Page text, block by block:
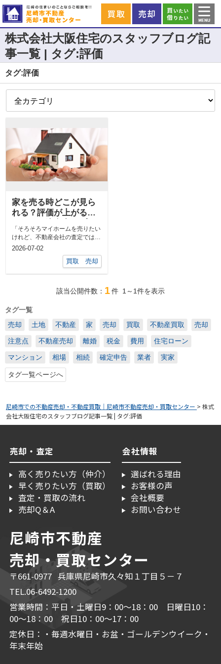
株式会社大阪住宅のスタッフブログ記
事一覧 | タグ:評価
タグ:評価
家を売る時どこが見ら
れる？評価が上がるポ
が解説
「そろそろマイホームを売りたい
けれど、不動産会社の査定では家
のどこをチェックされるのだろ
2026-07-02
買取 売却
該当公開件数： 1件 1～1件を表示
タグ一覧
売却
土地 不動産 家 売却 買取 不動産買取 売却
注意点 不動産売却 離婚 税金 費用 住宅ローン
マンション 相場 相続 確定申告 業者 実家
タグ一覧ページへ
尼崎市での不動産売却・不動産買取｜尼崎市不動産売却・買取センター > 株式
会社大阪住宅のスタッフブログ記事一覧 | タグ:評価
売却・査定
高く売りたい方（仲介）
早く売りたい方（買取）
査定・買取の流れ
売却Q＆A
会社情報
選ばれる理由
お客様の声
会社概要
お問い合わせ
尼崎市不動産
売却・買取センター
〒661-0977 兵庫県尼崎市久々知１丁目５－７
TEL.06-6492-1200
営業時間：平日・土曜日9：00～18：00 日曜日10：
00～18：00 祝日10：00～17：00
定休日：・毎週水曜日・お盆・ゴールデンウイーク・
年末年始